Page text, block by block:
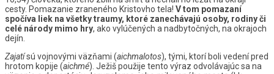
cesty. Pomazanie zraneného Kristovho tela! V tom pomazaní
spočíva liek na všetky traumy, ktoré zanechávajú osoby, rodiny či
celé národy mimo hry, ako vylúčených a nadbytočných, na okrajoch
dejín.
Zajatísú vojnovými väzňami (aichmalotos), tými, ktorí boli vedení pred
hrotom kopije (aichmé). Ježiš použije tento výraz odvolávajúc sa na